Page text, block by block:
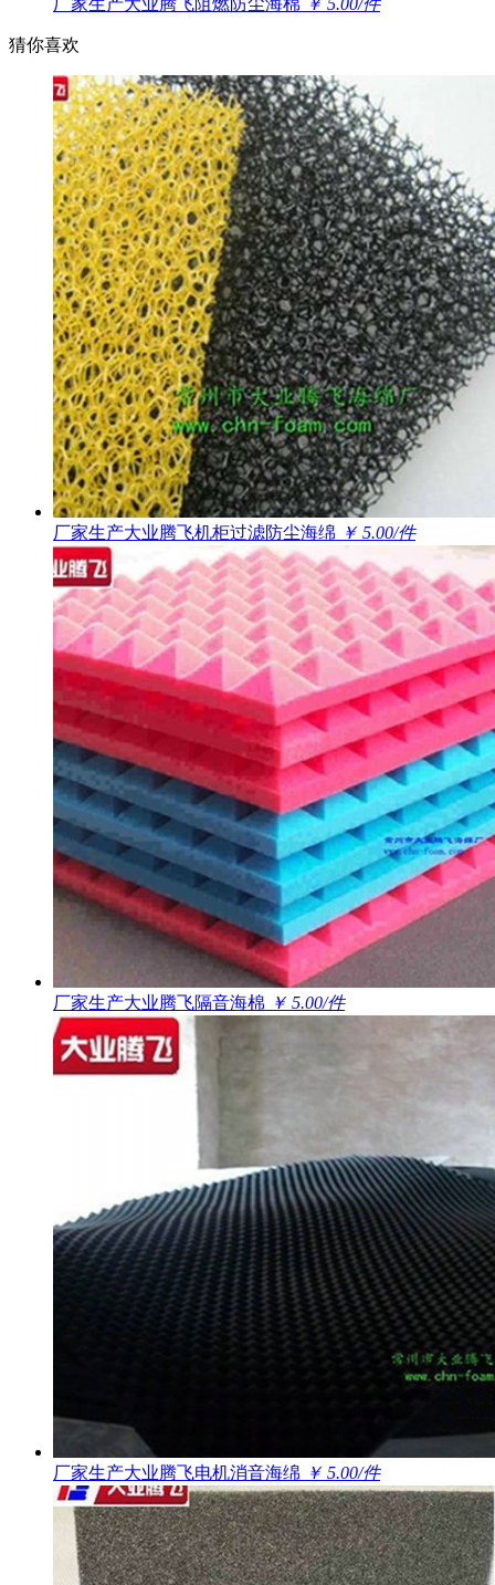
厂家生产大业腾飞阻燃防尘海棉 ￥ 5.00/件
猜你喜欢
厂家生产大业腾飞机柜过滤防尘海绵 ￥ 5.00/件
厂家生产大业腾飞隔音海棉 ￥ 5.00/件
厂家生产大业腾飞电机消音海绵 ￥ 5.00/件